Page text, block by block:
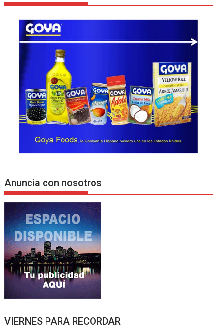
Anuncia con nosotros
VIERNES PARA RECORDAR